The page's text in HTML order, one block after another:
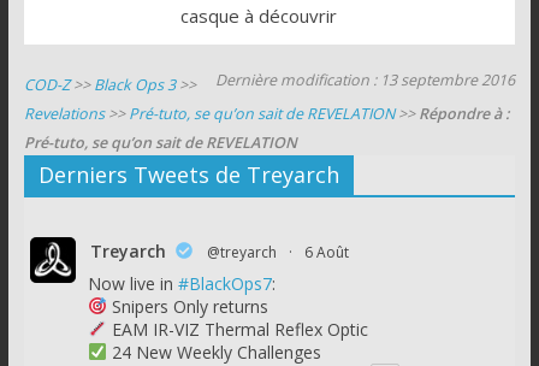
casque à découvrir
Dernière modification : 13 septembre 2016
COD-Z>>Black Ops 3>>
Revelations>>Pré-tuto, se qu’on sait de REVELATION>>Répondre à :
Pré-tuto, se qu’on sait de REVELATION
Derniers Tweets de Treyarch
Treyarch @treyarch · 6 Août
Now live in #BlackOps7:
Snipers Only returns
EAM IR-VIZ Thermal Reflex Optic
24 New Weekly Challenges